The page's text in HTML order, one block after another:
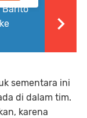
Barito
sementara ini
di dalam tim.
karena